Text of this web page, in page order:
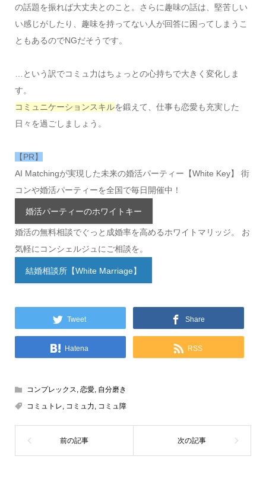
の話題を振れば大丈夫とのこと。さらに趣味の話は、堅苦しい
い感じがしたり、趣味を持ってない人が回答に困ってしまうこ
ともあるのでNGだそうです。
…という訳でコミュ力はちょっとの心持ちで大きく変化しま
す。
コミュニケーションスキルを鍛えて、仕事も恋愛も充実した
日々を過ごしましょう。
【PR】
AI Matchingが実現した未来の婚活パーティー【White Key】 街
コンや婚活パーティーを全国で毎日開催中！
婚活パーティーのホワイトキー
婚活の無料相談でぐっと成婚率を高めるホワイトマリッジ。 お
気軽にコンシェルジュにご相談を。
結婚相談所【White Marriage】
Tweet Share
Hatena RSS
コンプレックス 恋愛, 自分磨き
コミュトレ
コミュ力 コミュ障